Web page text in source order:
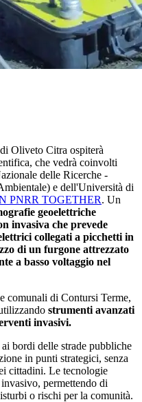
Oliveto Citra ospiterà
che vedrà coinvolti
delle Ricerche -
e dell'Università di
PNRR TOGETHER. Un
geoelettriche
invasiva che prevede
collegati a picchetti in
di un furgone attrezzato
a basso voltaggio nel
comunali di Contursi Terme,
strumenti avanzati
invasivi.
bordi delle strade pubbliche
in punti strategici, senza
cittadini. Le tecnologie
permettendo di
o rischi per la comunità.